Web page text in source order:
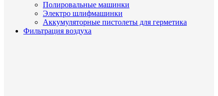
Полировальные машинки
Электро шлифмашинки
Аккумуляторные пистолеты для герметика
Фильтрация воздуха